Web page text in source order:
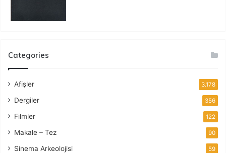
Categories
Afişler 3.178
Dergiler 356
Filmler 122
Makale – Tez 90
Sinema Arkeolojisi 59